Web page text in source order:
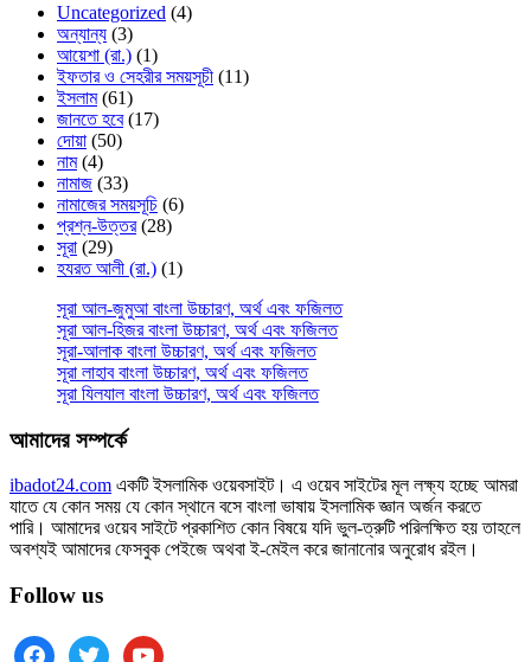
Uncategorized (4)
অন্যান্য (3)
আয়েশা (রা.) (1)
ইফতার ও সেহরীর সময়সূচী (11)
ইসলাম(61)
জানতে হবে(17)
দোয়া (50)
নাম(4)
নামাজ (33)
নামাজের সময়সূচি (6)
প্রশ্ন-উত্তর(28)
সূরা (29)
হযরত আলী (রা.) (1)
সূরা আল-জুমুআ বাংলা উচ্চারণ, অর্থ এবং ফজিলত
সূরা আল-হিজর বাংলা উচ্চারণ, অর্থ এবং ফজিলত
সূরা-আলাক বাংলা উচ্চারণ, অর্থ এবং ফজিলত
সূরা লাহাব‌‌‌ বাংলা উচ্চারণ, অর্থ এবং ফজিলত
সূরা যিলযাল বাংলা উচ্চারণ, অর্থ এবং ফজিলত
আমাদের সম্পর্কে
ibadot24.com একটি ইসলামিক ওয়েবসাইট। এ ওয়েব সাইটের মূল লক্ষ্য হচ্ছে আমরা
যাতে যে কোন সময় যে কোন স্থানে বসে বাংলা ভাষায় ইসলামিক জ্ঞান অর্জন করতে
পারি। আমাদের ওয়েব সাইটে প্রকাশিত কোন বিষয়ে যদি ভুল-ত্রুটি পরিলক্ষিত হয় তাহলে
অবশ্যই আমাদের ফেসবুক পেইজে অথবা ই-মেইল করে জানানোর অনুরোধ রইল।
Follow us
facebooktwitter youtube